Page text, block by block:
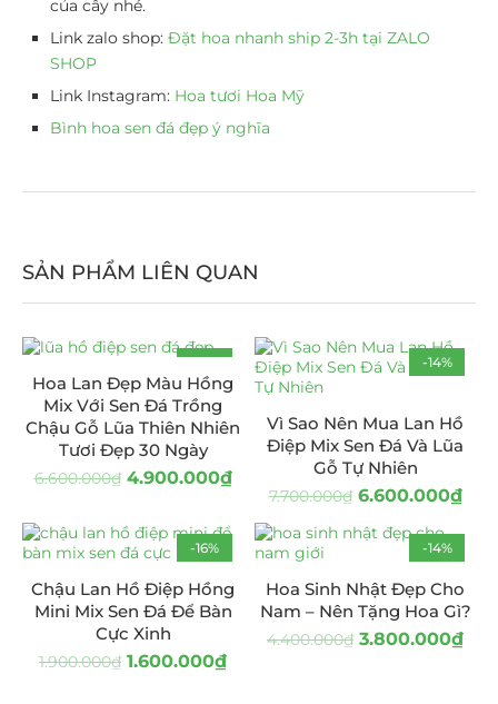
của cây nhé.
Link zalo shop: Đặt hoa nhanh ship 2-3h tại ZALO
SHOP
Link Instagram: Hoa tươi Hoa Mỹ
Bình hoa sen đá đẹp ý nghĩa
SẢN PHẨM LIÊN QUAN
-26%
Hoa Lan Đẹp Màu Hồng
Mix Với Sen Đá Trồng
Chậu Gỗ Lũa Thiên Nhiên
Tươi Đẹp 30 Ngày
6.600.000₫ 4.900.000₫
-14%
Vì Sao Nên Mua Lan Hồ
Điệp Mix Sen Đá Và Lũa
Gỗ Tự Nhiên
7.700.000₫ 6.600.000₫
-16%
Chậu Lan Hồ Điệp Hồng
Mini Mix Sen Đá Để Bàn
Cực Xinh
1.900.000₫ 1.600.000₫
-14%
Hoa Sinh Nhật Đẹp Cho
Nam – Nên Tặng Hoa Gì?
4.400.000₫ 3.800.000₫